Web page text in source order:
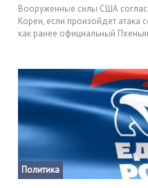
Вооруженные силы США
Кореи, если произойдет атака
как ранее официальный
Политика